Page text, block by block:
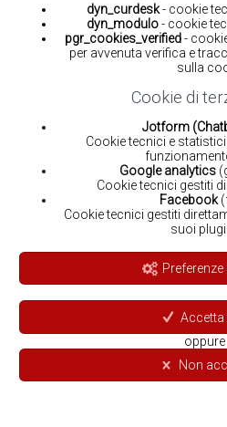
dyn_curdesk- cookie
dyn_modulo- cookie
pgr_cookies_verified-
per avvenuta verifica e
sulla
Cookie di
Jotform
Cookie tecnici e
Google analytics
Cookie tecnici gestiti
Facebook
Cookie tecnici gestiti
suoi
Preferenze
Accetta
oppure
Non